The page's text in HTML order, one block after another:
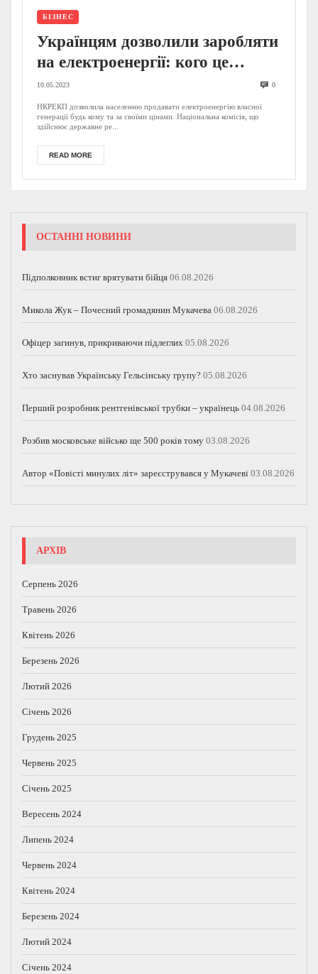
БІЗНЕС
Українцям дозволили заробляти
на електроенергії: кого це
стосується?
10.05.2023 0
НКРЕКП дозволила населенню продавати електроенергію власної
генерації будь кому та за своїми цінами. Національна комісія, що
здійснює державне ре...
READ MORE
ОСТАННІ НОВИНИ
Підполковник встиг врятувати бійця 06.08.2026
Микола Жук – Почесний громадянин Мукачева 06.08.2026
Офіцер загинув, прикриваючи підлеглих 05.08.2026
Хто заснував Українську Гельсінську групу? 05.08.2026
Перший розробник рентгенівської трубки – українець 04.08.2026
Розбив московське військо ще 500 років тому 03.08.2026
Автор «Повісті минулих літ» зареєструвався у Мукачеві 03.08.2026
АРХІВ
Серпень 2026
Травень 2026
Квітень 2026
Березень 2026
Лютий 2026
Січень 2026
Грудень 2025
Червень 2025
Січень 2025
Вересень 2024
Липень 2024
Червень 2024
Квітень 2024
Березень 2024
Лютий 2024
Січень 2024